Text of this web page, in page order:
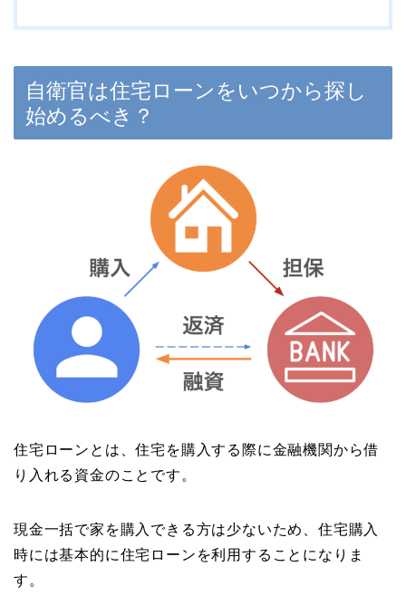
自衛官は住宅ローンをいつから探し
始めるべき？
住宅ローンとは、住宅を購入する際に金融機関から借
り入れる資金のことです。
現金一括で家を購入できる方は少ないため、住宅購入
時には基本的に住宅ローンを利用することになりま
す。